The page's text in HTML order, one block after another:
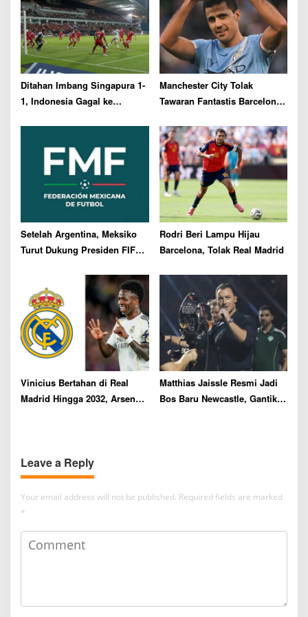
a
t
i
o
n
Ditahan Imbang Singapura 1-
1, Indonesia Gagal ke
Manchester City Tolak
Tawaran Fantastis Barcelona
Setelah Argentina, Meksiko
Turut Dukung Presiden FIFA
Rodri Beri Lampu Hijau
Barcelona, Tolak Real Madrid
Vinicius Bertahan di Real
Madrid Hingga 2032, Arsenal
Matthias Jaissle Resmi Jadi
Bos Baru Newcastle, Gantikan
Leave a Reply
Your email address will not be published. Required fields are marked
*